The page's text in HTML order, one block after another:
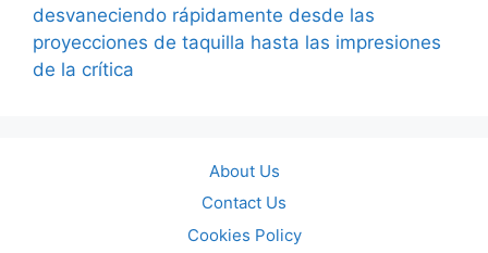
desvaneciendo rápidamente desde las
proyecciones de taquilla hasta las impresiones
de la crítica
About Us
Contact Us
Cookies Policy